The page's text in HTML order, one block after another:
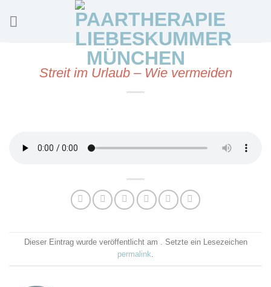
Streit im Urlaub – Wie vermeiden
Dieser Eintrag wurde veröffentlicht am . Setzte ein Lesezeichen
permalink.